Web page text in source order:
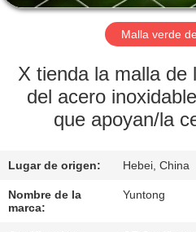
VIAJE
LA
FÁBRICA
DE
CALIDAD
Malla verde
X tienda la malla de
del acero
que apoyan/la
Lugar de origen: Hebei, China
Nombre de la
marca:
Yuntong